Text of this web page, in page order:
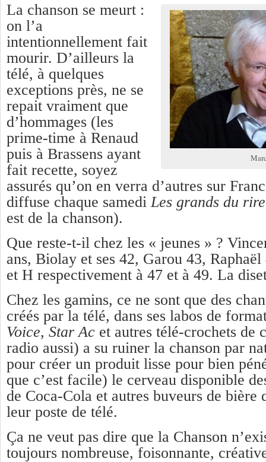
La chanson se meurt :
on l’a
intentionnellement fait
mourir. D’ailleurs la
télé, à quelques
exceptions près, ne se
repait vraiment que
d’hommages (les
prime-time à Renaud
puis à Brassens ayant
fait recette, soyez
assurés qu’on en verra d’autres sur
diffuse chaque samedi Les grands du rire
est de la chanson).
Que reste-t-il chez les « jeunes » ?
ans, Biolay et ses 42, Garou 43,
et H respectivement à 47 et à 49. La
Chez les gamins, ce ne sont que des
créés par la télé, dans ses labos de
Voice, Star Ac et autres télé-crochets de
radio aussi) a su ruiner la chanson par
pour créer un produit lisse pour bien
que c’est facile) le cerveau disponible
de Coca-Cola et autres buveurs de bière
leur poste de télé.
Ça ne veut pas dire que la Chanson
toujours nombreuse, foisonnante,